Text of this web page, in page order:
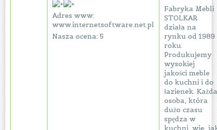
Adres www:
www.internetsoftware.net.pl
Nasza ocena: 5
Fabryka Mebli
STOLKAR
działa na
rynku od 1989
roku.
Produkujemy
wysokiej
jakości meble
do kuchni i do
łazienek.
osoba, która
dużo czasu
spędza w
kuchni, wie,